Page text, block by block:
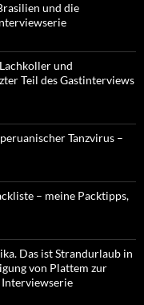
und die
und
Teil des Gastinterviews
Tanzvirus –
– meine Packtipps,
Das ist Strandurlaub in
von Plattem zur
Interviewserie